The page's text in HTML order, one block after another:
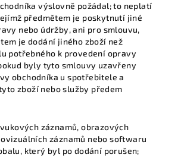
výslovně požádal; to neplatí
předmětem je poskytnutí jiné
nebo údržby, ani pro smlouvu,
je dodání jiného zboží než
potřebného k provedení opravy
byly tyto smlouvy uzavřeny
obchodníka u spotřebitele a
zboží nebo služby předem
záznamů, obrazových
záznamů nebo softwaru
který byl po dodání porušen;